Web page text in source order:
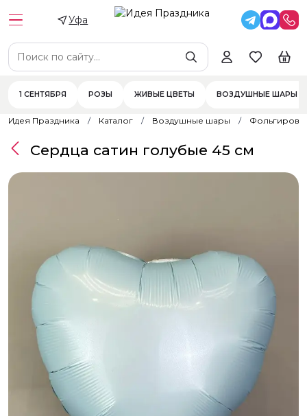
Уфа
1 СЕНТЯБРЯ РОЗЫ ЖИВЫЕ ЦВЕТЫ ВОЗДУШНЫЕ ШАРЫ
Идея Праздника Каталог Воздушные шары
Сердца сатин голубые 45 см